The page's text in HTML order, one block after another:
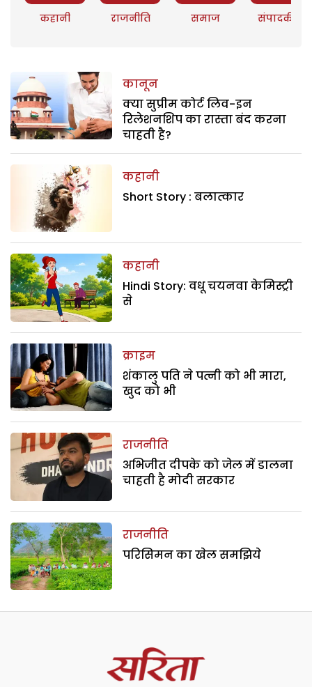
कहानी राजनीति समाज संपादकीय
कानून
क्या सुप्रीम कोर्ट लिव-इन
रिलेशनशिप का रास्ता बंद करना
चाहती है?
कहानी
Short Story : बलात्कार
कहानी
Hindi Story: वधू चयनवा केमिस्ट्री
से
क्राइम
शंकालु पति ने पत्नी को भी मारा,
खुद को भी
राजनीति
अभिजीत दीपके को जेल में डालना
चाहती है मोदी सरकार
राजनीति
परिसिमन का खेल समझिये